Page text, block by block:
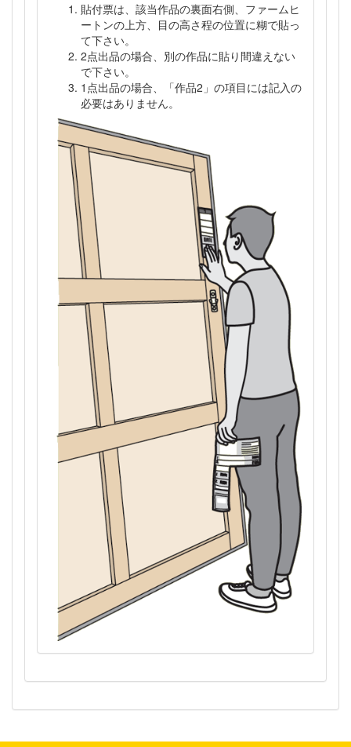
貼付票は、該当作品の裏面右側、ファームヒ
ートンの上方、目の高さ程の位置に糊で貼っ
て下さい。
2点出品の場合、別の作品に貼り間違えない
で下さい。
1点出品の場合、「作品2」の項目には記入の
必要はありません。